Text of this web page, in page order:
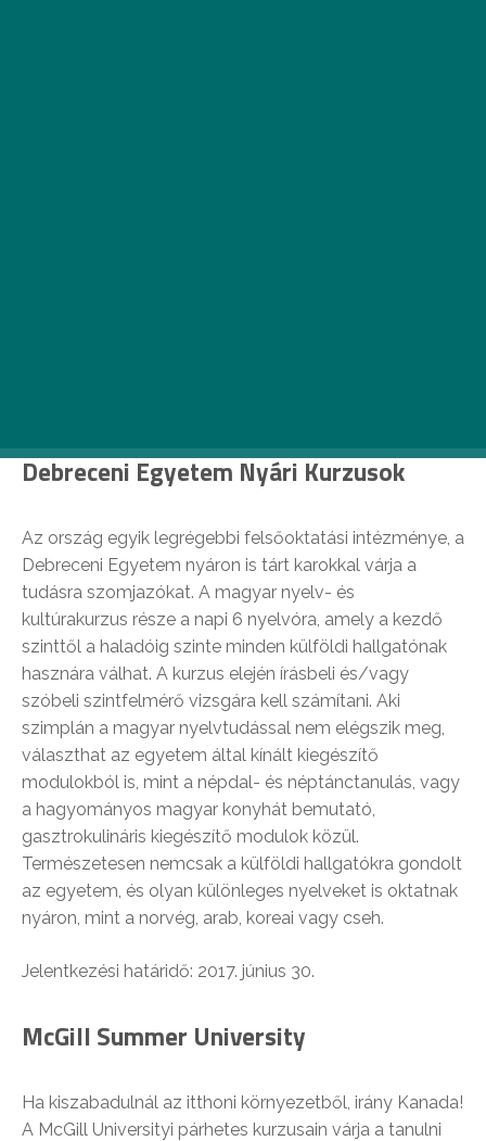
Debreceni Egyetem Nyári Kurzusok
Az ország egyik legrégebbi felsőoktatási intézménye, a
Debreceni Egyetem nyáron is tárt karokkal várja a
tudásra szomjazókat. A magyar nyelv- és
kultúrakurzus része a napi 6 nyelvóra, amely a kezdő
szinttől a haladóig szinte minden külföldi hallgatónak
hasznára válhat. A kurzus elején írásbeli és/vagy
szóbeli szintfelmérő vizsgára kell számítani. Aki
szimplán a magyar nyelvtudással nem elégszik meg,
választhat az egyetem által kínált kiegészítő
modulokból is, mint a népdal- és néptánctanulás, vagy
a hagyományos magyar konyhát bemutató,
gasztrokulináris kiegészítő modulok közül.
Természetesen nemcsak a külföldi hallgatókra gondolt
az egyetem, és olyan különleges nyelveket is oktatnak
nyáron, mint a norvég, arab, koreai vagy cseh.
Jelentkezési határidő: 2017. június 30.
McGill Summer University
Ha kiszabadulnál az itthoni környezetből, irány Kanada!
A McGill Universityi párhetes kurzusain várja a tanulni